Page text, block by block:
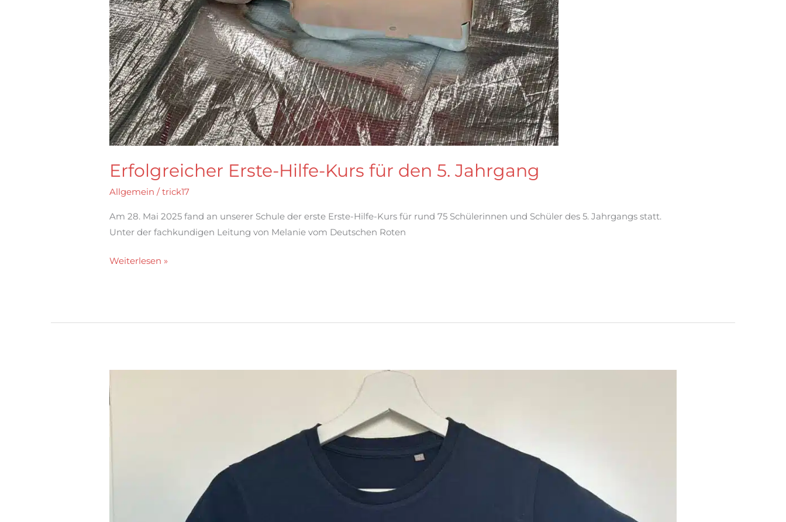
Erfolgreicher Erste-Hilfe-Kurs für den 5. Jahrgang
Allgemein /trick17
Am 28. Mai 2025 fand an unserer Schule der erste Erste-Hilfe-Kurs für rund 75 Schülerinnen und Schüler des 5. Jahrgangs statt.
Unter der fachkundigen Leitung von Melanie vom Deutschen Roten
Weiterlesen »
Merchandise
Artikel